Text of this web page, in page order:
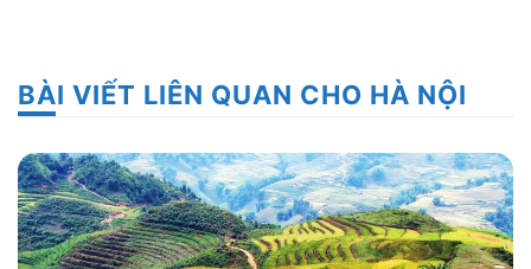
BÀI VIẾT LIÊN QUAN CHO HÀ NỘI